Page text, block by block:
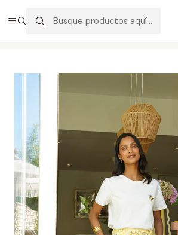
PORTES GRÁTIS ACIMA DE 70€